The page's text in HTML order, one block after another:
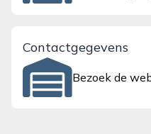
Contactgegevens
Bezoek de